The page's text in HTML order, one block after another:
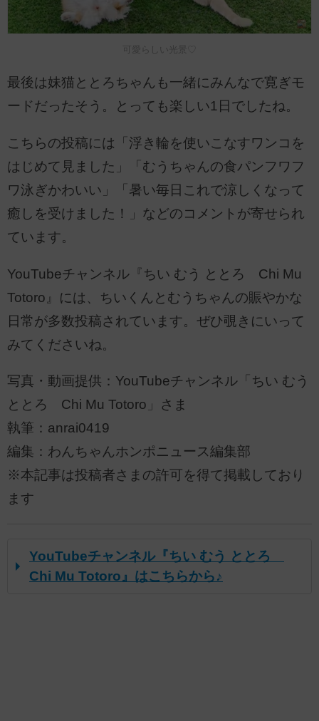
可愛らしい光景♡
最後は妹猫ととろちゃんも一緒にみんなで寛ぎモ
ードだったそう。とっても楽しい1日でしたね。
こちらの投稿には「浮き輪を使いこなすワンコを
はじめて見ました」「むうちゃんの食パンフワフ
ワ泳ぎかわいい」「暑い毎日これで涼しくなって
癒しを受けました！」などのコメントが寄せられ
ています。
YouTubeチャンネル『ちい むう ととろ Chi Mu
Totoro』には、ちいくんとむうちゃんの賑やかな
日常が多数投稿されています。ぜひ覗きにいって
みてくださいね。
写真・動画提供：YouTubeチャンネル「ちい むう
ととろ Chi Mu Totoro」さま
執筆：anrai0419
編集：わんちゃんホンポニュース編集部
※本記事は投稿者さまの許可を得て掲載しており
ます
YouTubeチャンネル『ちい むう ととろ
Chi Mu Totoro』はこちらから♪